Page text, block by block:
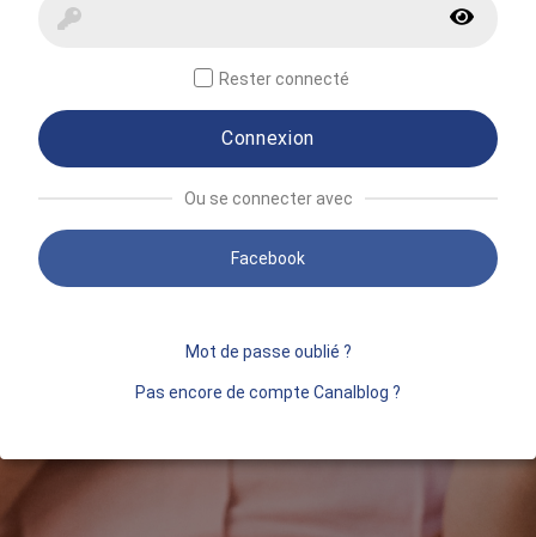
Rester connecté
Connexion
Ou se connecter avec
Facebook
Mot de passe oublié ?
Pas encore de compte Canalblog ?